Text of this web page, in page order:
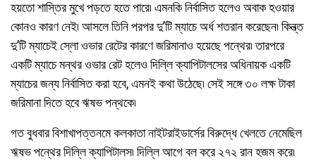
হয়তো শাস্তির মুখে পড়তে হতে পারে৷ এমনকি নির্বাসিত হলেও অবাক হওয়ার
কোনও কারণ নেই৷ আসলে তিনি পরপর দু’টি ম্যাচে অর্ধ শতরান করেছেন৷ কিন্ত্ত
দু’টি ম্যাচেই স্লো ওভার রেটের কারণে জরিমানাও হয়েছে পন্থের৷ তারপরে
একটি ম্যাচে মন্থর ওভার রেট হলেও দিল্লি ক্যাপিটালসের অধিনায়ক একটি
ম্যাচের জন্য নির্বাসিত করা হবে, এমনই কথা উঠেছে৷ সেই সঙ্গে ৩০ লক্ষ টাকা
জরিমানা দিতে হবে ঋষভ পন্থকে৷
গত বুধবার বিশাখাপত্তনমে কলকাতা নাইটরাইডার্সের বিরুদ্ধে খেলতে নেমেছিল
ঋষভ পন্থের দিল্লি ক্যাপিটালস৷ দিল্লি আগে বল করে ২৭২ রান হজম করে৷